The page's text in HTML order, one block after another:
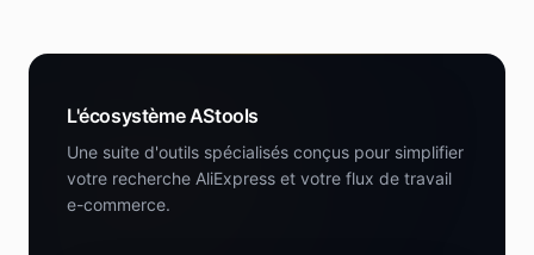
L'écosystème AStools
Une suite d'outils spécialisés conçus pour simplifier
votre recherche AliExpress et votre flux de travail
e-commerce.